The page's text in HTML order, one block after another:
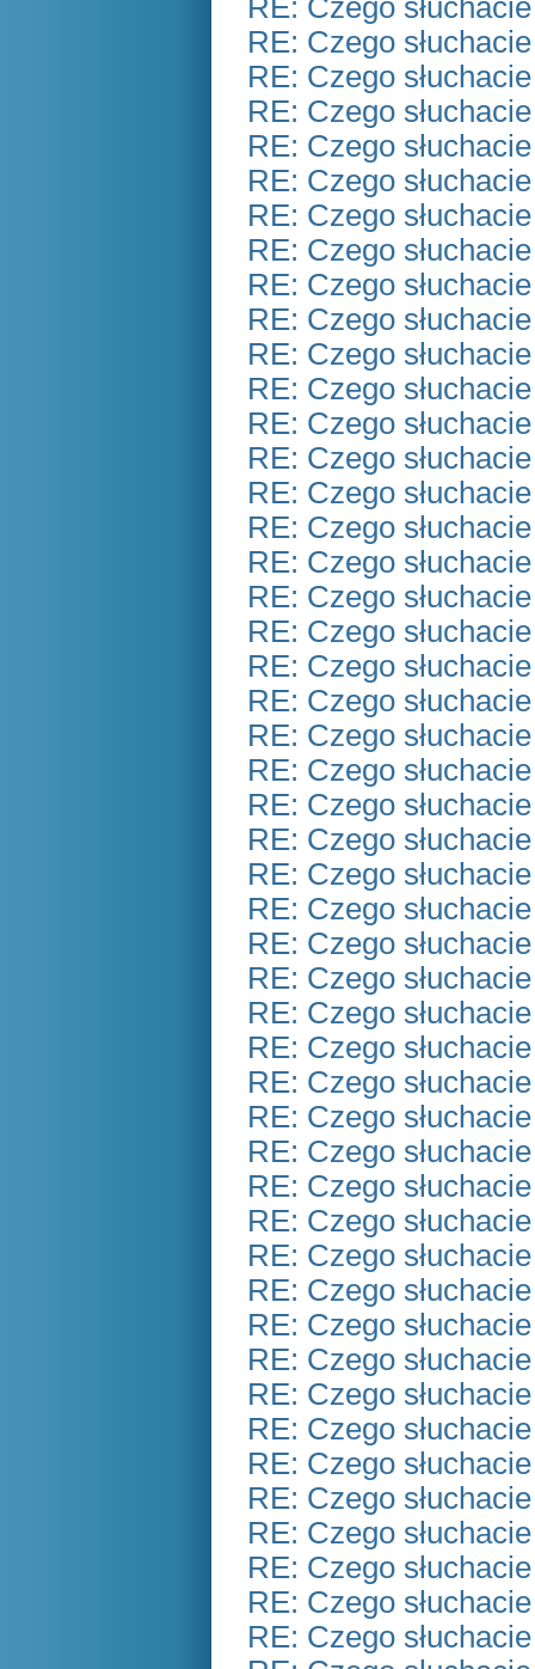
RE: Czego
RE: Czego
RE: Czego
RE: Czego
RE: Czego
RE: Czego
RE: Czego
RE: Czego
RE: Czego
RE: Czego
RE: Czego
RE: Czego
RE: Czego
RE: Czego
RE: Czego
RE: Czego
RE: Czego
RE: Czego
RE: Czego
RE: Czego
RE: Czego
RE: Czego
RE: Czego
RE: Czego
RE: Czego
RE: Czego
RE: Czego
RE: Czego
RE: Czego
RE: Czego
RE: Czego
RE: Czego
RE: Czego
RE: Czego
RE: Czego
RE: Czego
RE: Czego
RE: Czego
RE: Czego
RE: Czego
RE: Czego
RE: Czego
RE: Czego
RE: Czego
RE: Czego
RE: Czego
RE: Czego
RE: Czego